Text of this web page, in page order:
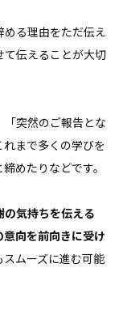
る理由をただ伝え
て伝えることが大切
突然のご報告とな
まで多くの学びを
めたりなどです。
の気持ちを伝える
向を前向きに受け
ムーズに進む可能